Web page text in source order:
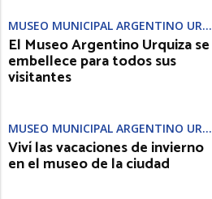
MUSEO MUNICIPAL ARGENTINO URQUIZA
El Museo Argentino Urquiza se
embellece para todos sus
visitantes
MUSEO MUNICIPAL ARGENTINO URQUIZA
Viví las vacaciones de invierno
en el museo de la ciudad